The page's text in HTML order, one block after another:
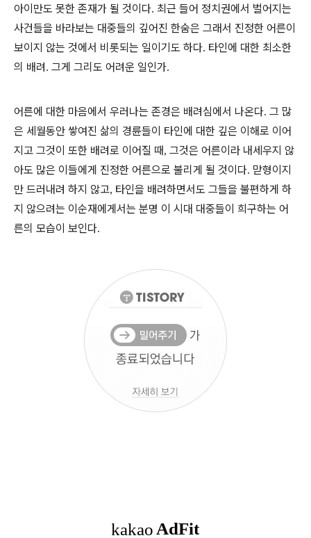
아이만도 못한 존재가 될 것이다. 최근 들어 정치권에서 벌어지는
사건들을 바라보는 대중들의 깊어진 한숨은 그래서 진정한 어른이
보이지 않는 것에서 비롯되는 일이기도 하다. 타인에 대한 최소한
의 배려. 그게 그리도 어려운 일인가.
어른에 대한 마음에서 우러나는 존경은 배려심에서 나온다. 그 많
은 세월동안 쌓여진 삶의 경륜들이 타인에 대한 깊은 이해로 이어
지고 그것이 또한 배려로 이어질 때, 그것은 어른이라 내세우지 않
아도 많은 이들에게 진정한 어른으로 불리게 될 것이다. 맏형이지
만 드러내려 하지 않고, 타인을 배려하면서도 그들을 불편하게 하
지 않으려는 이순재에게서는 분명 이 시대 대중들이 희구하는 어
른의 모습이 보인다.